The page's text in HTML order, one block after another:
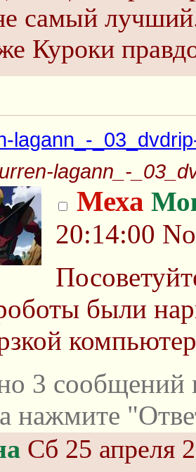
самый
Куроки
lagann_-
lagann_-
Меха
20:14:00
были
3 сообщений
нажмите
Сб 25 апреля